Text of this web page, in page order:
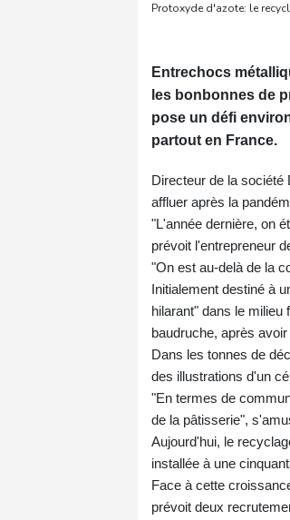
Protoxyde d'azote: le
Entrechocs
les bonbonnes de
pose un défi
partout en France.
Directeur de la
affluer après la
"L'année dernière, on
prévoit l'entrepreneur
"On est au-delà de la
Initialement destiné à
hilarant" dans le
baudruche, après
Dans les tonnes de
des illustrations d'un
"En termes de
de la pâtisserie",
Aujourd'hui, le
installée à une
Face à cette
prévoit deux